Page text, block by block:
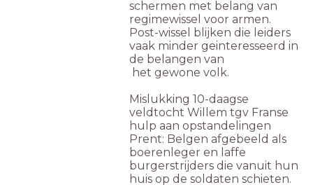
schermen met belang van
regimewissel voor armen.
Post-wissel blijken die leiders
vaak minder geinteresseerd in
de belangen van
het gewone volk.
Mislukking 10-daagse
veldtocht Willem tgv Franse
hulp aan opstandelingen
Prent: Belgen afgebeeld als
boerenleger en laffe
burgerstrijders die vanuit hun
huis op de soldaten schieten.